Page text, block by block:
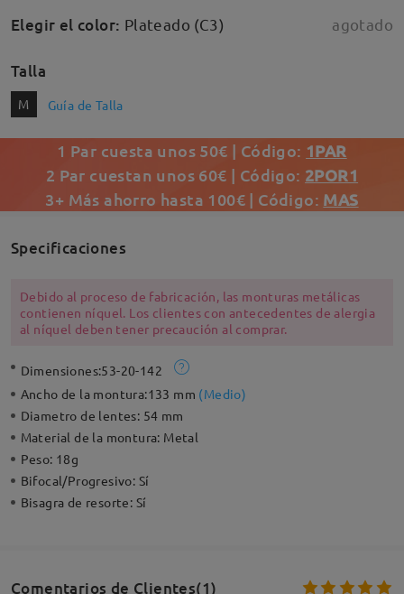
Elegir el color: Plateado (C3) agotado
Talla
M Guía de Talla
1 Par cuesta unos 50€ | Código: 1PAR
2 Par cuestan unos 60€ | Código: 2POR1
3+ Más ahorro hasta 100€ | Código: MAS
Specificaciones
Debido al proceso de fabricación, las monturas metálicas
contienen níquel. Los clientes con antecedentes de alergia
al níquel deben tener precaución al comprar.
Dimensiones:53-20-142
Ancho de la montura:133 mm (Medio)
Diametro de lentes: 54 mm
Material de la montura: Metal
Peso: 18g
Bifocal/Progresivo: Sí
Bisagra de resorte: Sí
Comentarios de Clientes(1)